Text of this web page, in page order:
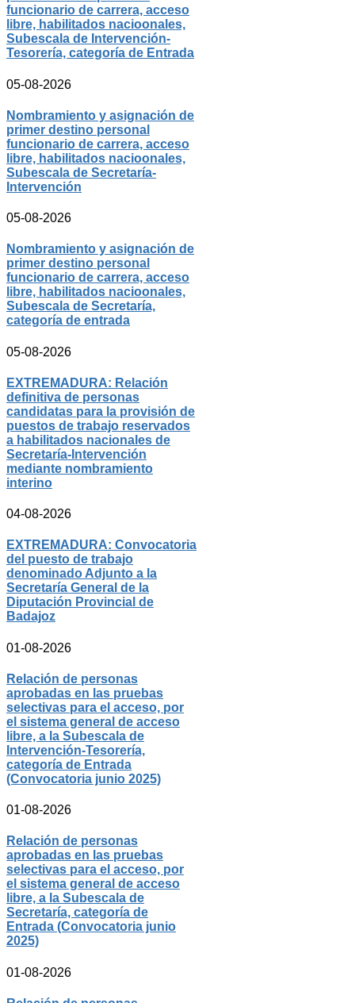
funcionario de carrera, acceso
libre, habilitados nacioonales,
Subescala de Intervención-
Tesorería, categoría de Entrada
05-08-2026
Nombramiento y asignación de
primer destino personal
funcionario de carrera, acceso
libre, habilitados nacioonales,
Subescala de Secretaría-
Intervención
05-08-2026
Nombramiento y asignación de
primer destino personal
funcionario de carrera, acceso
libre, habilitados nacioonales,
Subescala de Secretaría,
categoría de entrada
05-08-2026
EXTREMADURA: Relación
definitiva de personas
candidatas para la provisión de
puestos de trabajo reservados
a habilitados nacionales de
Secretaría-Intervención
mediante nombramiento
interino
04-08-2026
EXTREMADURA: Convocatoria
del puesto de trabajo
denominado Adjunto a la
Secretaría General de la
Diputación Provincial de
Badajoz
01-08-2026
Relación de personas
aprobadas en las pruebas
selectivas para el acceso, por
el sistema general de acceso
libre, a la Subescala de
Intervención-Tesorería,
categoría de Entrada
(Convocatoria junio 2025)
01-08-2026
Relación de personas
aprobadas en las pruebas
selectivas para el acceso, por
el sistema general de acceso
libre, a la Subescala de
Secretaría, categoría de
Entrada (Convocatoria junio
2025)
01-08-2026